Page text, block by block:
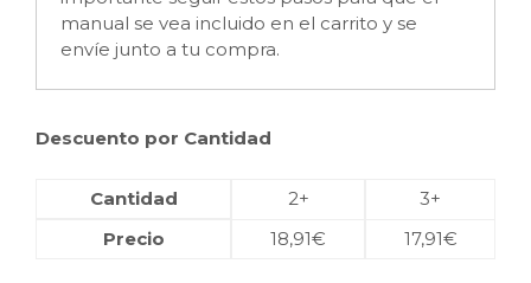
manual se vea incluido en el carrito y se
envíe junto a tu compra.
Descuento por Cantidad
Cantidad 2+
3+
Precio
18,91€ 17,91€